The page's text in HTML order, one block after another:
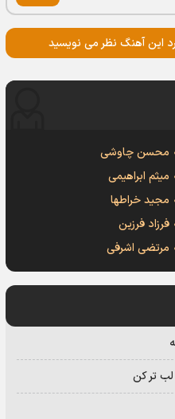
این آهنگ نظر می نویسید
محسن چاوشی
میثم ابراهیمی
مجید خراطها
فرزاد فرزین
مرتضی اشرفی
تر کن